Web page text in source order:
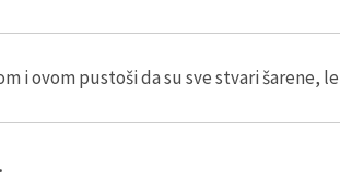
i ovom pustoši da su sve stvari šarene,